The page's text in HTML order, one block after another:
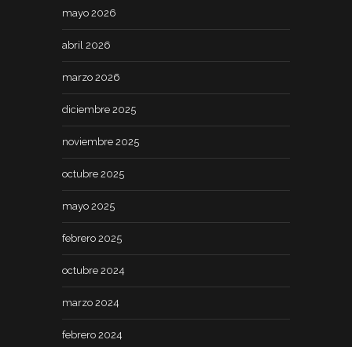
mayo 2026
abril 2026
marzo 2026
diciembre 2025
noviembre 2025
octubre 2025
mayo 2025
febrero 2025
octubre 2024
marzo 2024
febrero 2024